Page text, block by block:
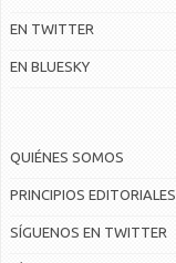
EN TWITTER
EN BLUESKY
QUIÉNES SOMOS
PRINCIPIOS EDITORIALES
SÍGUENOS EN TWITTER